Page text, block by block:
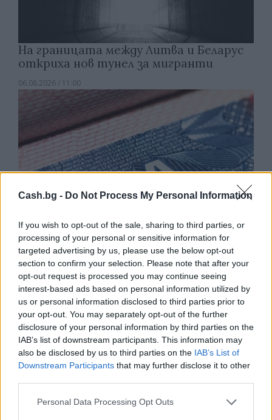
Cash.bg - Do Not Process My Personal Information
If you wish to opt-out of the sale, sharing to third parties, or
processing of your personal or sensitive information for
targeted advertising by us, please use the below opt-out
section to confirm your selection. Please note that after your
opt-out request is processed you may continue seeing
interest-based ads based on personal information utilized by
us or personal information disclosed to third parties prior to
your opt-out. You may separately opt-out of the further
disclosure of your personal information by third parties on the
IAB’s list of downstream participants. This information may
also be disclosed by us to third parties on the IAB’s List of
Downstream Participants that may further disclose it to other
Personal Data Processing Opt Outs
На границата между Литва и Беларус
откриха нов тунел за мигранти
06.08.2026 / 11:00
САЩ въвеждат визови гаранции до 250
хил. долара за определени кандидати
06.08.2026 / 10:00